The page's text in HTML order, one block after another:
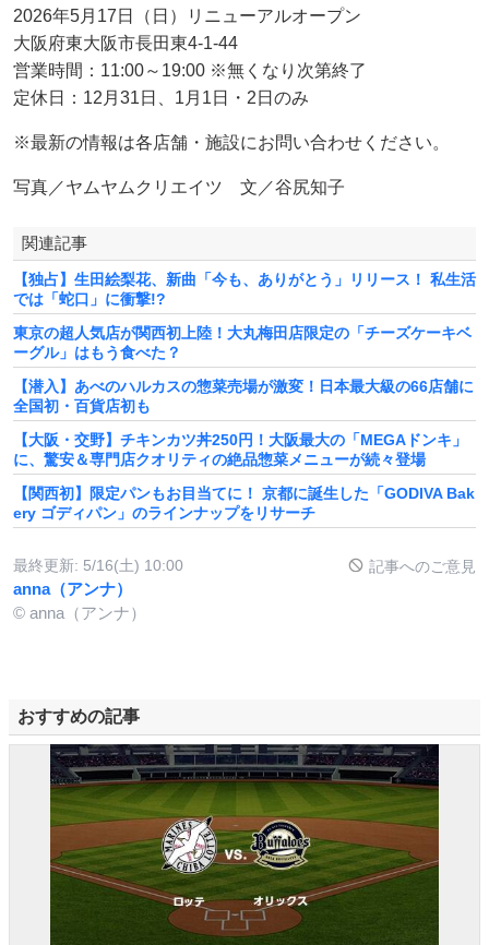
2026年5月17日（日）リニューアルオープン
大阪府東大阪市長田東4-1-44
営業時間：11:00～19:00 ※無くなり次第終了
定休日：12月31日、1月1日・2日のみ
※最新の情報は各店舗・施設にお問い合わせください。
写真／ヤムヤムクリエイツ 文／谷尻知子
関連記事
【独占】生田絵梨花、新曲「今も、ありがとう」リリース！ 私生活
では「蛇口」に衝撃!?
東京の超人気店が関西初上陸！大丸梅田店限定の「チーズケーキベ
ーグル」はもう食べた？
【潜入】あべのハルカスの惣菜売場が激変！日本最大級の66店舗に
全国初・百貨店初も
【大阪・交野】チキンカツ丼250円！大阪最大の「MEGAドンキ」
に、驚安＆専門店クオリティの絶品惣菜メニューが続々登場
【関西初】限定パンもお目当てに！ 京都に誕生した「GODIVA Bak
ery ゴディパン」のラインナップをリサーチ
最終更新: 5/16(土) 10:00 記事へのご意見
anna（アンナ）
© anna（アンナ）
おすすめの記事